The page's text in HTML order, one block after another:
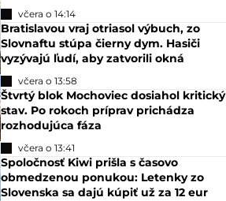
včera o 14:14
Bratislavou vraj otriasol výbuch, zo
Slovnaftu stúpa čierny dym. Hasiči
vyzývajú ľudí, aby zatvorili okná
včera o 13:58
Štvrtý blok Mochoviec dosiahol kritický
stav. Po rokoch príprav prichádza
rozhodujúca fáza
včera o 13:41
Spoločnosť Kiwi prišla s časovo
obmedzenou ponukou: Letenky zo
Slovenska sa dajú kúpiť už za 12 eur